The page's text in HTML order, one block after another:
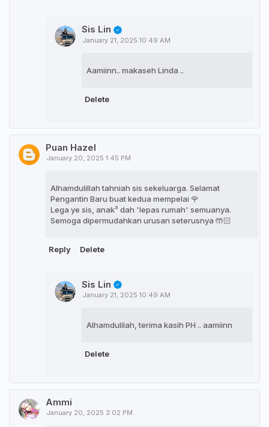
Sis Lin
January 21, 2025 10:49 AM
Aamiinn.. makaseh Linda ..
Delete
Puan Hazel
January 20, 2025 1:45 PM
Alhamdulillah tahniah sis sekeluarga. Selamat
Pengantin Baru buat kedua mempelai 🌹
Lega ye sis, anak³ dah 'lepas rumah' semuanya.
Semoga dipermudahkan urusan seterusnya 🤲🏻
Reply Delete
Sis Lin
January 21, 2025 10:49 AM
Alhamdulilah, terima kasih PH .. aamiinn
Delete
Ammi
January 20, 2025 3:02 PM